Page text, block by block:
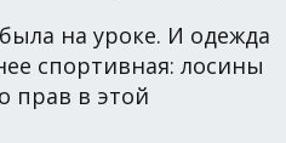
на уроке. И одежда
спортивная: лосины
прав в этой